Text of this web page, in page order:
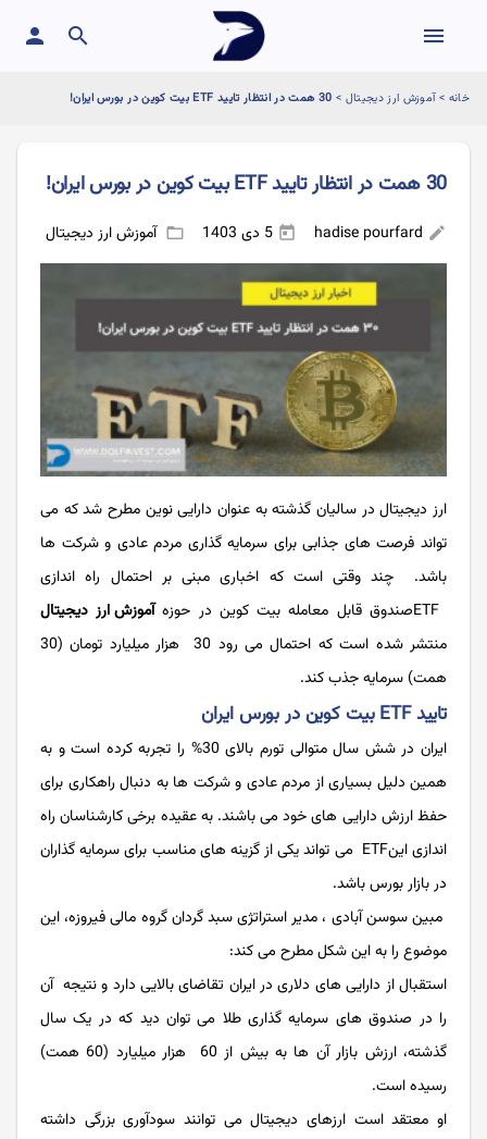
menu
search
person
خانه >آموزش ارز دیجیتال > 30 همت در انتظار تایید ETF بیت کوین در بورس ایران!
30 همت در انتظار تایید ETF بیت کوین در بورس ایران!
edit
today
folder_open آموزش ارز دیجیتال
ارز دیجیتال در سالیان گذشته به عنوان دارایی نوین مطرح شد که می
تواند فرصت های جذابی برای سرمایه گذاری مردم عادی و شرکت ها
باشد. چند وقتی است که اخباری مبنی بر احتمال راه اندازی
ETFصندوق قابل معامله بیت کوین در حوزه
آموزش ارز دیجیتال
منتشر شده است که احتمال می رود 30 هزار میلیارد تومان (30
همت) سرمایه جذب کند.
تایید ETF بیت کوین در بورس ایران
ایران در شش سال متوالی تورم بالای 30% را تجربه کرده است و به
همین دلیل بسیاری از مردم عادی و شرکت ها به دنبال راهکاری برای
حفظ ارزش دارایی های خود می باشند. به عقیده برخی کارشناسان راه
اندازی اینETF می تواند یکی از گزینه های مناسب برای سرمایه گذاران
در بازار بورس باشد.
مبین سوسن ‌آبادی ، مدیر استراتژی سبد گردان گروه مالی فیروزه، این
موضوع را به این شکل مطرح می کند:
استقبال از دارایی ‌های دلاری در ایران تقاضای بالایی دارد و نتیجه آن
را در صندوق‌ های سرمایه گذاری طلا می ‌توان دید که در یک سال
گذشته، ارزش بازار آن ها به بیش از 60 هزار میلیارد (60 همت)
رسیده است.
او معتقد است ارزهای دیجیتال می توانند سودآوری بزرگی داشته